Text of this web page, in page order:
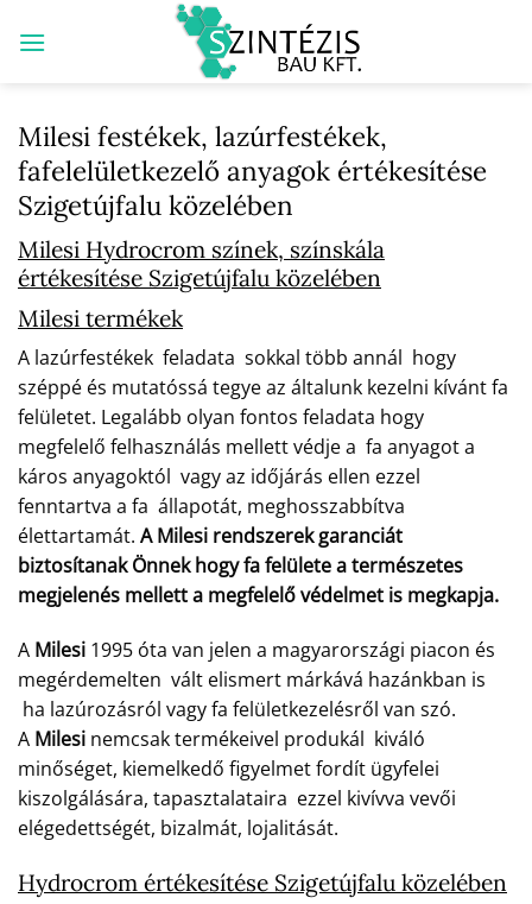
Milesi festékek, lazúrfestékek,
fafelelületkezelő anyagok értékesítése
Szigetújfalu közelében
Milesi Hydrocrom színek, színskála
értékesítése Szigetújfalu közelében
Milesi termékek
A lazúrfestékek feladata sokkal több annál hogy
széppé és mutatóssá tegye az általunk kezelni kívánt fa
felületet. Legalább olyan fontos feladata hogy
megfelelő felhasználás mellett védje a fa anyagot a
káros anyagoktól vagy az időjárás ellen ezzel
fenntartva a fa állapotát, meghosszabbítva
élettartamát. A Milesi rendszerek garanciát
biztosítanak Önnek hogy fa felülete a természetes
megjelenés mellett a megfelelő védelmet is megkapja.
A Milesi 1995 óta van jelen a magyarországi piacon és
megérdemelten vált elismert márkává hazánkban is
ha lazúrozásról vagy fa felületkezelésről van szó.
A Milesi nemcsak termékeivel produkál kiváló
minőséget, kiemelkedő figyelmet fordít ügyfelei
kiszolgálására, tapasztalataira ezzel kivívva vevői
elégedettségét, bizalmát, lojalitását.
Hydrocrom értékesítése Szigetújfalu közelében